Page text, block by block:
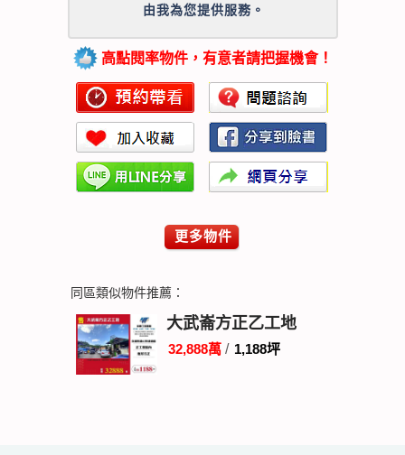
由我為您提供服務。
高點閱率物件，有意者請把握機會！
更多物件
同區類似物件推薦：
大武崙方正乙工地
32,888萬 / 1,188坪